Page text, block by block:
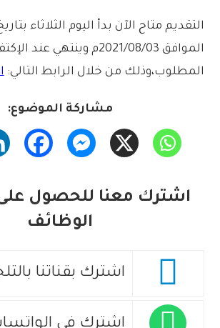
التقديم متاح الآن بدأ اليوم الثلاثاء
الموافق
م وينتهي عند
المطلوب،وذلك من خلال الرابط التالي:
مشاركة الموضوع:
اشترك معنا للحصول على
الوظائف
اشترك بقناتنا
اشترك في